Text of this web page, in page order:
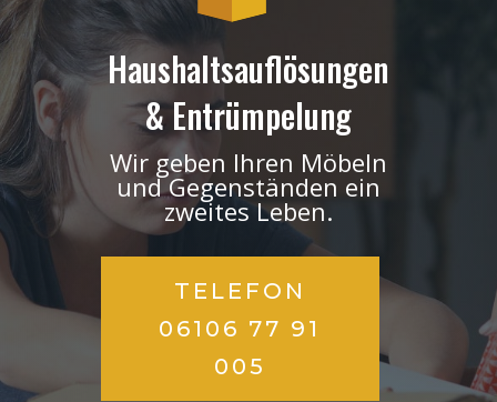
Haushaltsauflösungen
& Entrümpelung
Wir geben Ihren Möbeln
und Gegenständen ein
zweites Leben.
TELEFON
06106 77 91
005